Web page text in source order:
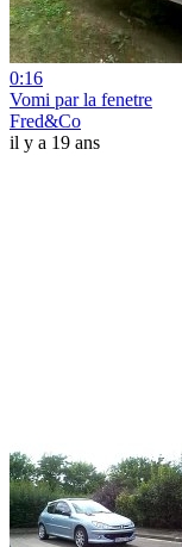
0:16
Vomi par la fenetre
Fred&Co
il y a 19 ans